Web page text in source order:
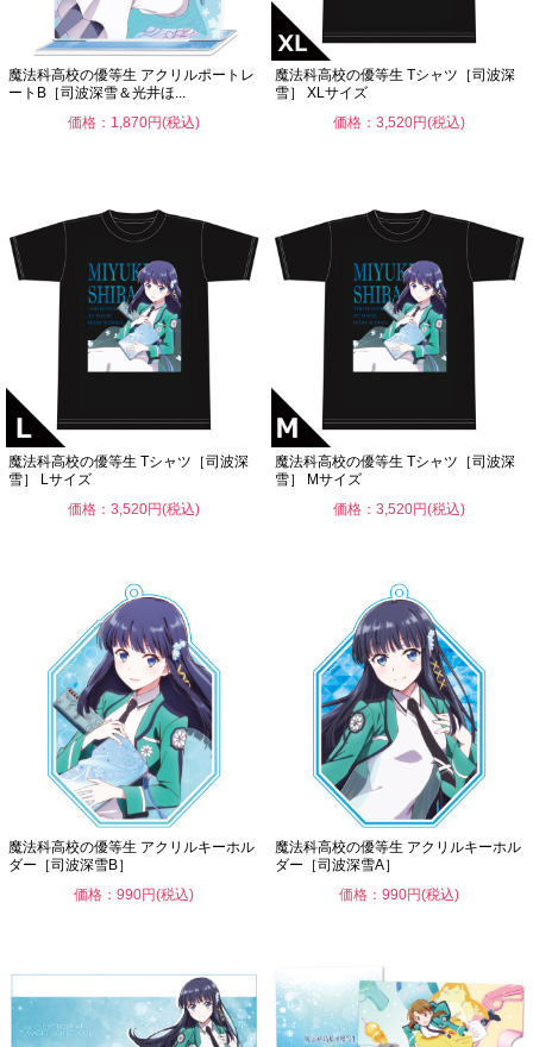
魔法科高校の優等生 アクリルポートレ
ートB［司波深雪＆光井ほ...
価格：1,870円(税込)
魔法科高校の優等生 Tシャツ［司波深
雪］ XLサイズ
価格：3,520円(税込)
魔法科高校の優等生 Tシャツ［司波深
雪］ Lサイズ
価格：3,520円(税込)
魔法科高校の優等生 Tシャツ［司波深
雪］ Mサイズ
価格：3,520円(税込)
魔法科高校の優等生 アクリルキーホル
ダー［司波深雪B］
価格：990円(税込)
魔法科高校の優等生 アクリルキーホル
ダー［司波深雪A］
価格：990円(税込)